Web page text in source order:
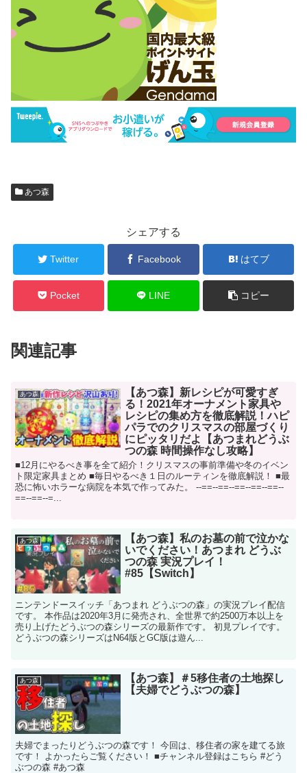
あつ森
シェアする
Twitter Facebook はてブ
Pocket LINE コピー
関連記事
あつ森
【あつ森】新レシピが可愛すぎ
る！2021年オーナメント家具や
レシピの集め方を徹底解説！ハピ
パラでのクリスマスの部屋づくり
にピッタリだよ【あつまれどうぶ
つの森 時間操作なし攻略】
■12月にやるべき事を全て紹介！クリスマスの事前準備や冬のイベン
ト限定家具まとめ ■毎日やるべき１日のルーティンを徹底解説！ ■最
恐に怖いホラーな病院を本気で作ってみた。 --==--==--==--==--==--
==--==--=...
あつ森
【あつ森】私のお墓の前で泣かな
いでください！あつまれ どうぶ
つの森 実況プレイ！
#85【Switch】
ニンテンドースイッチ「あつまれ どうぶつの森」の実況プレイ配信
です。 本作品は2020年3月に発売され、全世界で約2500万本以上を
売り上げたどうぶつの森シリーズの最新作です。 初見プレイです。
どうぶつの森シリーズはN64版とGC版は遊ん...
あつ森
【あつ森】＃5移住者の土地探し
【夫婦でどうぶつの森】
夫婦でまったりどうぶつの森です！ 今回は、移住者の家を建てる旅
です！ よかったらご覧ください！ ■チャンネル登録はこちら #どう
ぶつの森 #あつ森